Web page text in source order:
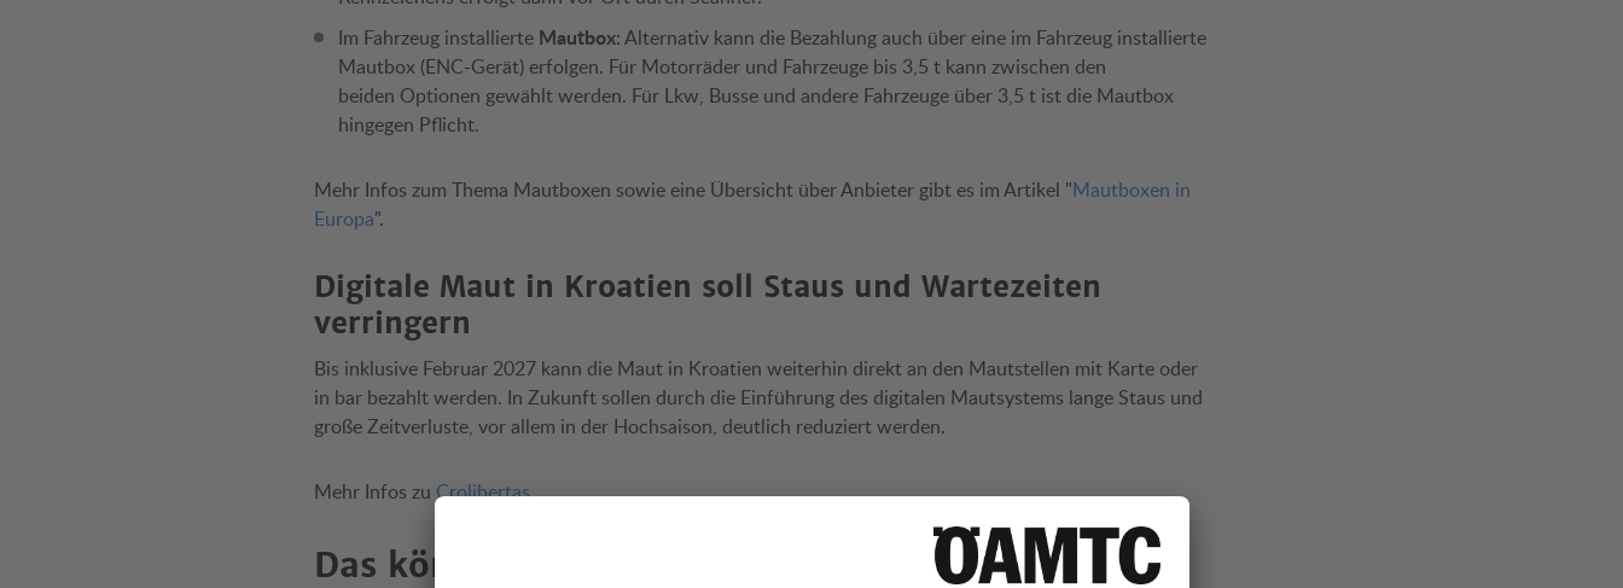
Im Fahrzeug installierte Mautbox: Alternativ kann die Bezahlung auch über eine im Fahrzeug installierte
Mautbox (ENC-Gerät) erfolgen. Für Motorräder und Fahrzeuge bis 3,5 t kann zwischen den
beiden Optionen gewählt werden. Für Lkw, Busse und andere Fahrzeuge über 3,5 t ist die Mautbox
hingegen Pflicht.
Mehr Infos zum Thema Mautboxen sowie eine Übersicht über Anbieter gibt es im Artikel "Mautboxen in
Europa".
Digitale Maut in Kroatien soll Staus und Wartezeiten
verringern
Bis inklusive Februar 2027 kann die Maut in Kroatien weiterhin direkt an den Mautstellen mit Karte oder
in bar bezahlt werden. In Zukunft sollen durch die Einführung des digitalen Mautsystems lange Staus und
große Zeitverluste, vor allem in der Hochsaison, deutlich reduziert werden.
Mehr Infos zu Crolibertas
Das könnte Sie auch interessieren